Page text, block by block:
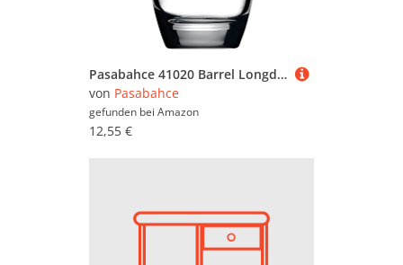
Pasabahce 41020 Barrel Longdrinkglas 6er Set | 500 cc bauchiges Glas | ideal für Longdrink, Cocktail & moderne Trendgetränke | robust, langlebig & kristallklar | perfekt für Bar, Gastronomie & Zuhause
von Pasabahce
gefunden bei Amazon
12,55 €